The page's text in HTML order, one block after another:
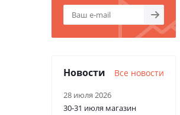
Новости Все новости
28 июля 2026
30-31 июля магазин